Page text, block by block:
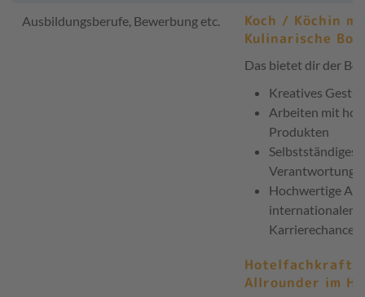
Ausbildungsberufe, Bewerbung etc.
Koch / Köchin
Kulinarische
Das bietet dir der
Kreatives
Arbeiten mit
Produkten
Selbstständiges
Verantwortung
Hochwertige
internationalen
Karrierechancen
Hotelfachkraft
Allrounder im